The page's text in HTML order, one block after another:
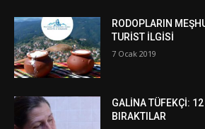
RODOPLARIN
TURİST İLGİSİ
7 Ocak 2019
GALİNA TÜFEKÇİ:
BIRAKTILAR